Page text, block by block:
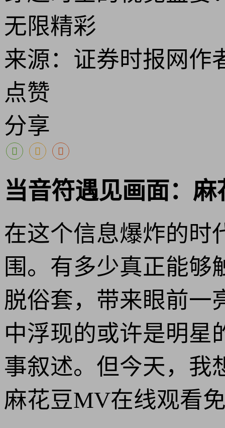
无限精彩
来源：证券时报网作
点赞
分享
当音符遇见画面：
在这个信息爆炸的时
围。有多少真正能够
脱俗套，带来眼前一
中浮现的或许是明星
事叙述。但今天，
麻花豆MV在线观看